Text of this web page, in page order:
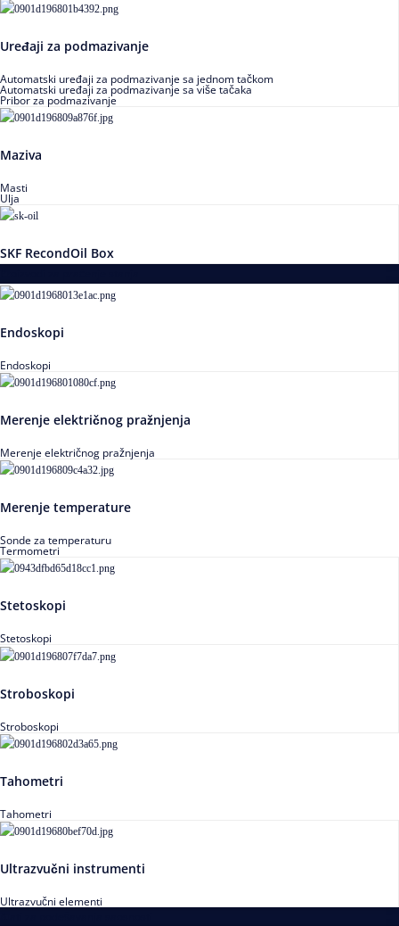
Uređaji za podmazivanje
Automatski uređaji za podmazivanje sa jednom tačkom
Automatski uređaji za podmazivanje sa više tačaka
Pribor za podmazivanje
Maziva
Masti
Ulja
SKF RecondOil Box
Endoskopi
Endoskopi
Merenje električnog pražnjenja
Merenje električnog pražnjenja
Merenje temperature
Sonde za temperaturu
Termometri
Stetoskopi
Stetoskopi
Stroboskopi
Stroboskopi
Tahometri
Tahometri
Ultrazvučni instrumenti
Ultrazvučni elementi